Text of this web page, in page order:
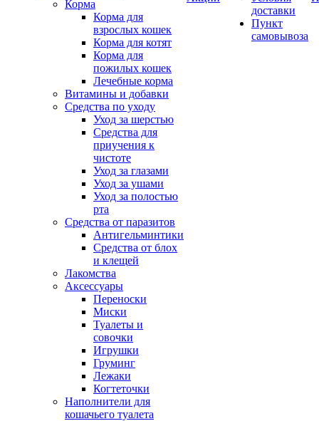
Корма
Корма для
взрослых кошек
Корма для котят
Корма для
пожилых кошек
Лечебные корма
Витамины и добавки
Средства по уходу
Уход за шерстью
Средства для
приучения к
чистоте
Уход за глазами
Уход за ушами
Уход за полостью
рта
Средства от паразитов
Антигельминтики
Средства от блох
и клещей
Лакомства
Аксессуары
Переноски
Миски
Туалеты и
совочки
Игрушки
Груминг
Лежаки
Когтеточки
Наполнители для
кошачьего туалета
доставки
Пункт
самовывоза